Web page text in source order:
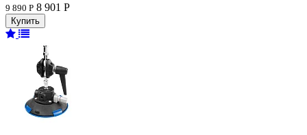
9 890 Р 8 901 Р